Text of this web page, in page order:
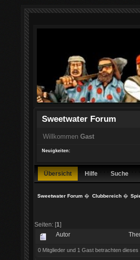
Sweetwater Forum
Willkommen Gast
Neuigkeiten:
Übersicht Hilfe Suche
Sweetwater Forum � Clubbereich�
Seiten: [1]
Autor
0 Mitglieder und 1 Gast betrachten dieses